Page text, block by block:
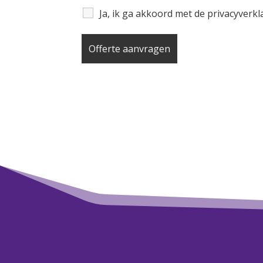
Ja, ik ga akkoord met de